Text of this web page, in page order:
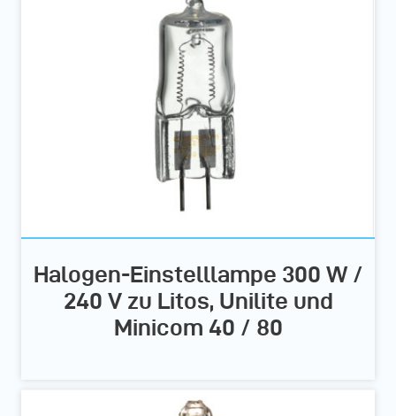
Halogen-Einstelllampe 300 W /
240 V zu Litos, Unilite und
Minicom 40 / 80